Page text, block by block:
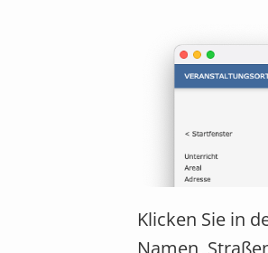
Klicken Sie in
Namen,